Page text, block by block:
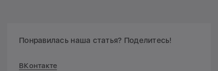
Понравилась наша статья? Поделитесь!
ВКонтакте